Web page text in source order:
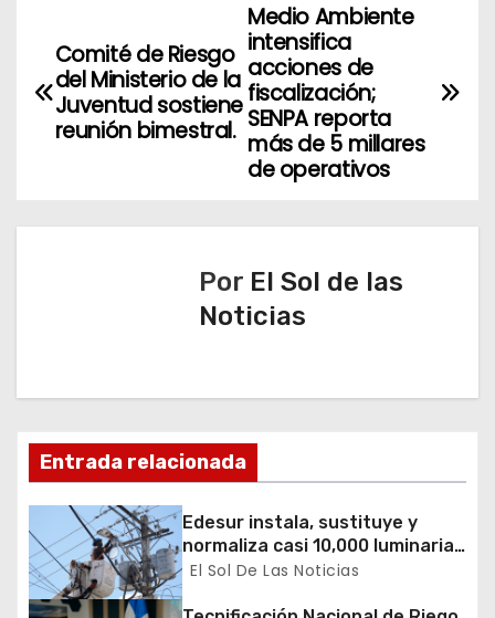
a
ó
n
d
e
e
Medio Ambiente
intensifica
acciones de
fiscalización;
SENPA reporta
más de 5 millares
de operativos
Comité de Riesgo
del Ministerio de la
Juventud sostiene
reunión bimestral.
Por El Sol de las
Noticias
Entrada relacionada
Edesur instala, sustituye y
normaliza casi 10,000 luminarias
en 12 demarcaciones
El Sol De Las Noticias